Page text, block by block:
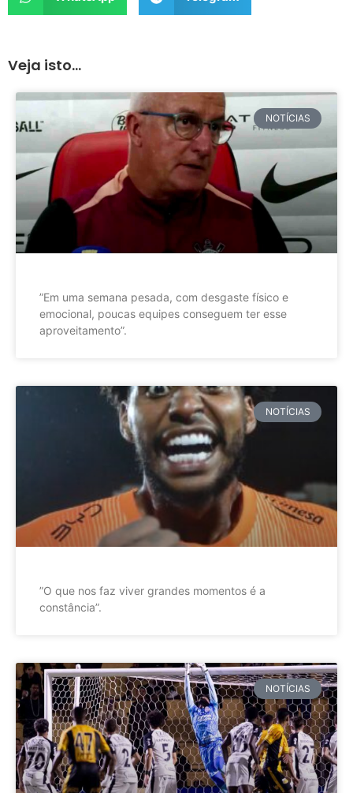
Veja isto...
NOTÍCIAS
”Em uma semana pesada, com desgaste físico e
emocional, poucas equipes conseguem ter esse
aproveitamento”.
NOTÍCIAS
”O que nos faz viver grandes momentos é a
constância”.
NOTÍCIAS